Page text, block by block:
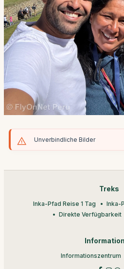
Unverbindliche Bilder
Treks
Inka-Pfad Reise 1 Tag
Inka-
Direkte Verfügbarkeit
Informationszentrum